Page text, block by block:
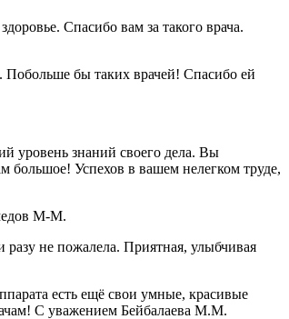
Спасибо вам за такого врача.
бы таких врачей! Спасибо ей
уровень знаний своего дела. Вы
большое! Успехов в вашем нелегком труде,
М-М.
не пожалела. Приятная, улыбчивая
есть ещё свои умные, красивые
С уважением Бейбалаева М.М.